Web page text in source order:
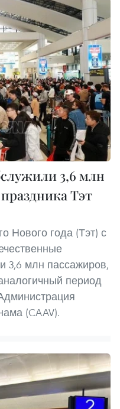
3,6 млн
Тэт
Нового года (Тэт) с
3,6 млн пассажиров,
период
(CAAV).